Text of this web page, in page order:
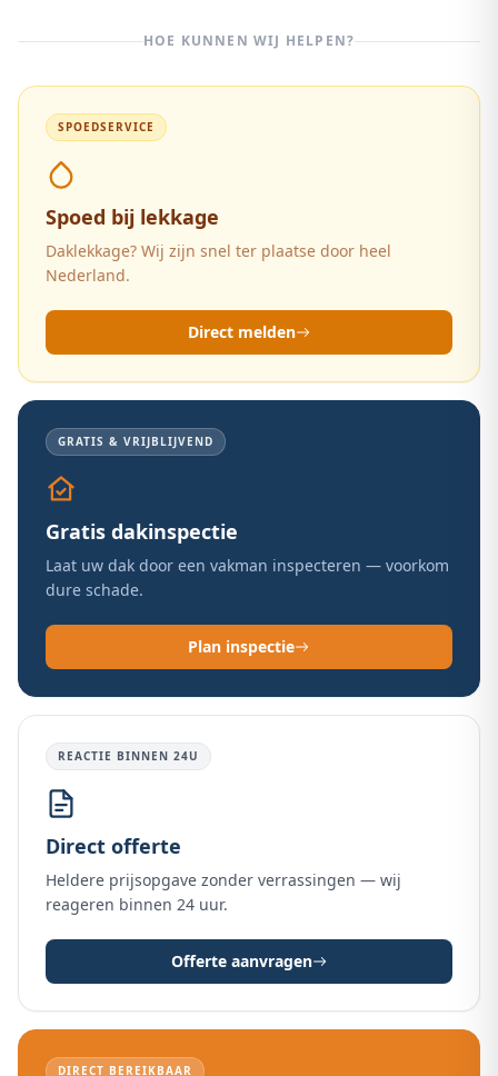
HOE KUNNEN WIJ HELPEN?
SPOEDSERVICE
Spoed bij lekkage
Daklekkage? Wij zijn snel ter plaatse door heel
Nederland.
Direct melden
GRATIS & VRIJBLIJVEND
Gratis dakinspectie
Laat uw dak door een vakman inspecteren — voorkom
dure schade.
Plan inspectie
REACTIE BINNEN 24U
Direct offerte
Heldere prijsopgave zonder verrassingen — wij
reageren binnen 24 uur.
Offerte aanvragen
DIRECT BEREIKBAAR